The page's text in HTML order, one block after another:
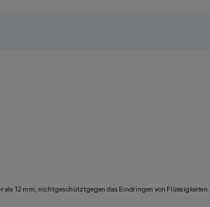
als 12 mm, nicht geschützt gegen das Eindringen von Flüssigkeiten.